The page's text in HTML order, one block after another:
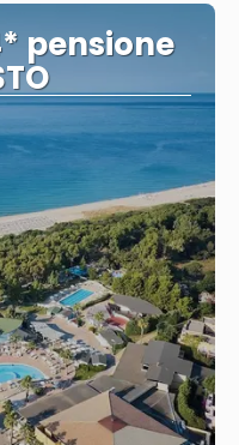
pensione